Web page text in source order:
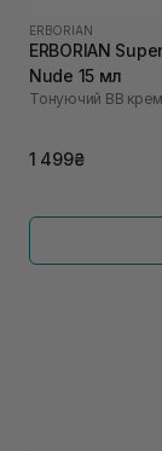
ERBORIAN
ERBORIAN
Nude 15 мл
Тонуючий BB
1 499₴